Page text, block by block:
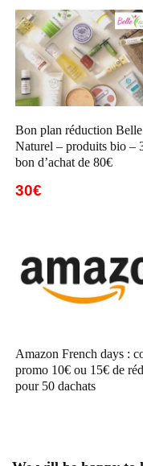
Bon plan réduction Belle
Naturel – produits bio –
bon d’achat de 80€
30€
Amazon French days :
promo 10€ ou 15€ de
pour 50 dachats